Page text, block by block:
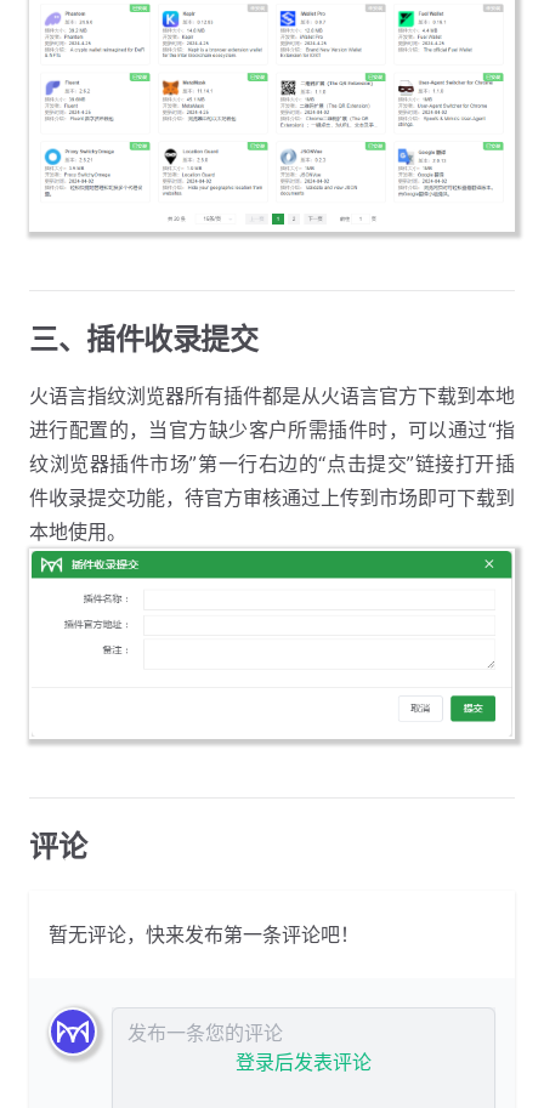
三、插件收录提交
火语言指纹浏览器所有插件都是从火语言官方下载到本地
进行配置的，当官方缺少客户所需插件时，可以通过“指
纹浏览器插件市场”第一行右边的“点击提交”链接打开插
件收录提交功能，待官方审核通过上传到市场即可下载到
本地使用。
评论
暂无评论，快来发布第一条评论吧！
发布评论
登录后发表评论